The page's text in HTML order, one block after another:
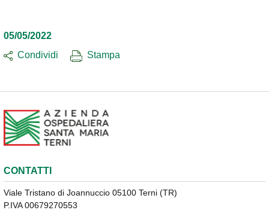
05/05/2022
Condividi
Stampa
CONTATTI
Viale Tristano di Joannuccio 05100 Terni (TR)
P.IVA 00679270553